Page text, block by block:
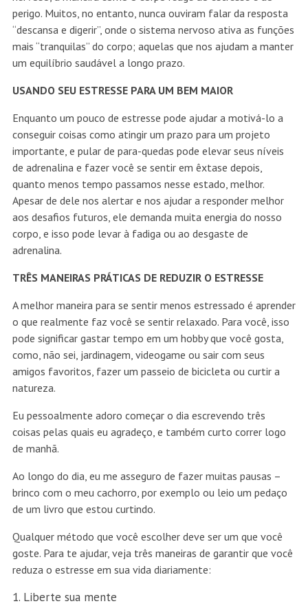
perigo. Muitos, no entanto, nunca ouviram falar da resposta
“descansa e digerir”, onde o sistema nervoso ativa as funções
mais “tranquilas” do corpo; aquelas que nos ajudam a manter
um equilíbrio saudável a longo prazo.
USANDO SEU ESTRESSE PARA UM BEM MAIOR
Enquanto um pouco de estresse pode ajudar a motivá-lo a
conseguir coisas como atingir um prazo para um projeto
importante, e pular de para-quedas pode elevar seus níveis
de adrenalina e fazer você se sentir em êxtase depois,
quanto menos tempo passamos nesse estado, melhor.
Apesar de dele nos alertar e nos ajudar a responder melhor
aos desafios futuros, ele demanda muita energia do nosso
corpo, e isso pode levar à fadiga ou ao desgaste de
adrenalina.
TRÊS MANEIRAS PRÁTICAS DE REDUZIR O ESTRESSE
A melhor maneira para se sentir menos estressado é aprender
o que realmente faz você se sentir relaxado. Para você, isso
pode significar gastar tempo em um hobby que você gosta,
como, não sei, jardinagem, videogame ou sair com seus
amigos favoritos, fazer um passeio de bicicleta ou curtir a
natureza.
Eu pessoalmente adoro começar o dia escrevendo três
coisas pelas quais eu agradeço, e também curto correr logo
de manhã.
Ao longo do dia, eu me asseguro de fazer muitas pausas –
brinco com o meu cachorro, por exemplo ou leio um pedaço
de um livro que estou curtindo.
Qualquer método que você escolher deve ser um que você
goste. Para te ajudar, veja três maneiras de garantir que você
reduza o estresse em sua vida diariamente:
Liberte sua mente